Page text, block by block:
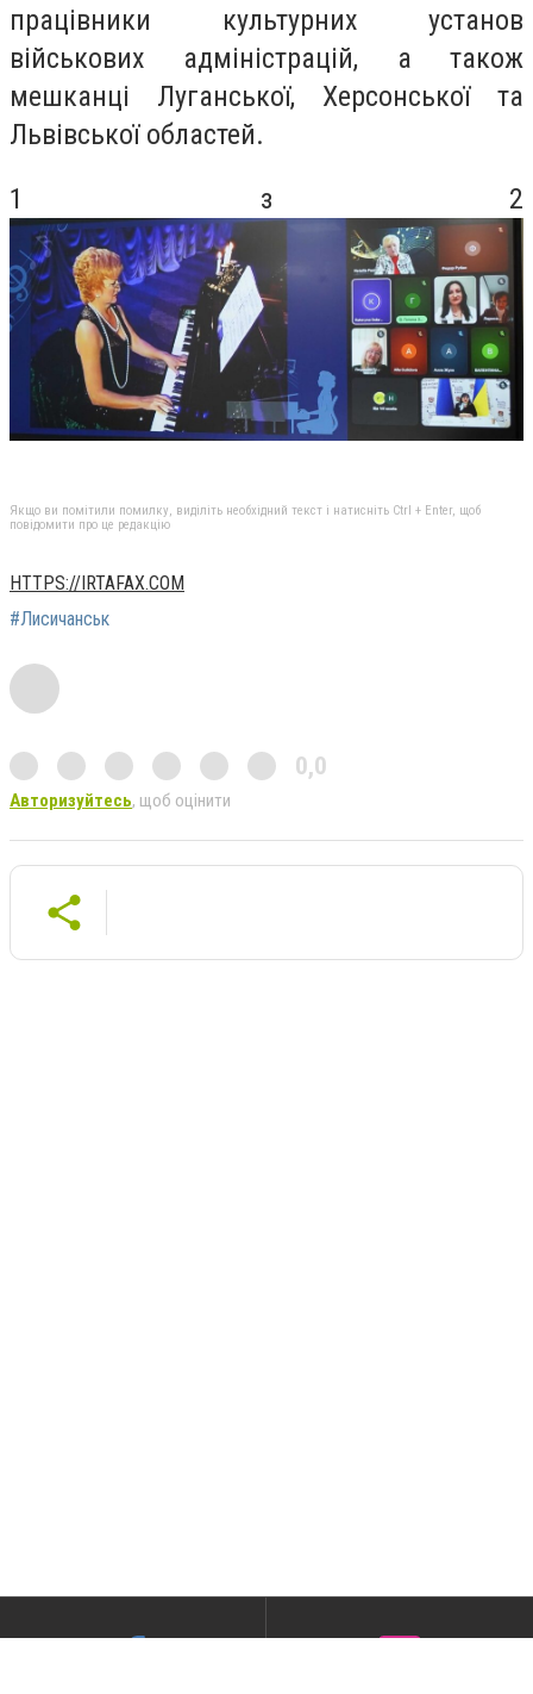
працівники культурних установ
військових адміністрацій, а також
мешканці Луганської, Херсонської та
Львівської областей.
1 з 2
Якщо ви помітили помилку, виділіть необхідний текст і натисніть Ctrl + Enter, щоб
повідомити про це редакцію
HTTPS://IRTAFAX.COM
#Лисичанськ
0,0
Авторизуйтесь, щоб оцінити